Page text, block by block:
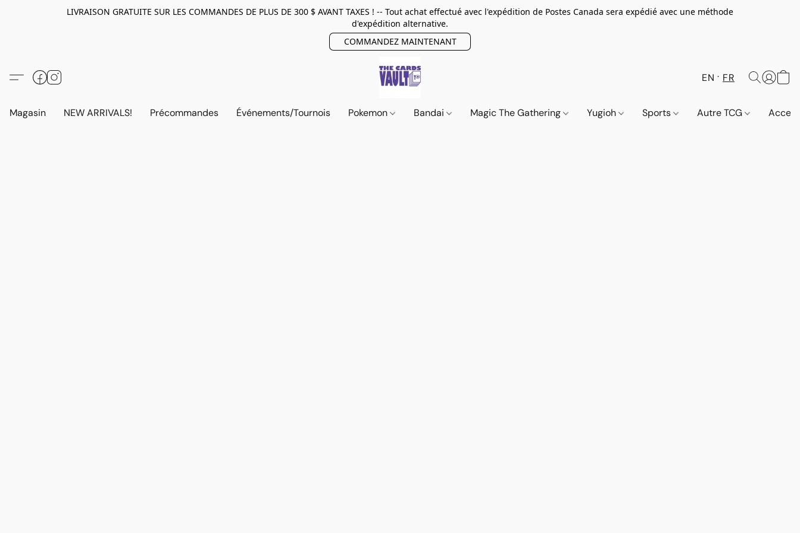
LIVRAISON GRATUITE SUR LES COMMANDES DE PLUS DE 300 $ AVANT TAXES ! -- Tout achat effectué avec l'expédition de Postes Canada sera expédié avec une méthode
d'expédition alternative.
COMMANDEZ MAINTENANT
EN FR
Magasin NEW ARRIVALS! Précommandes Événements/Tournois Pokemon Bandai Magic The Gathering Yugioh Sports Autre TCG